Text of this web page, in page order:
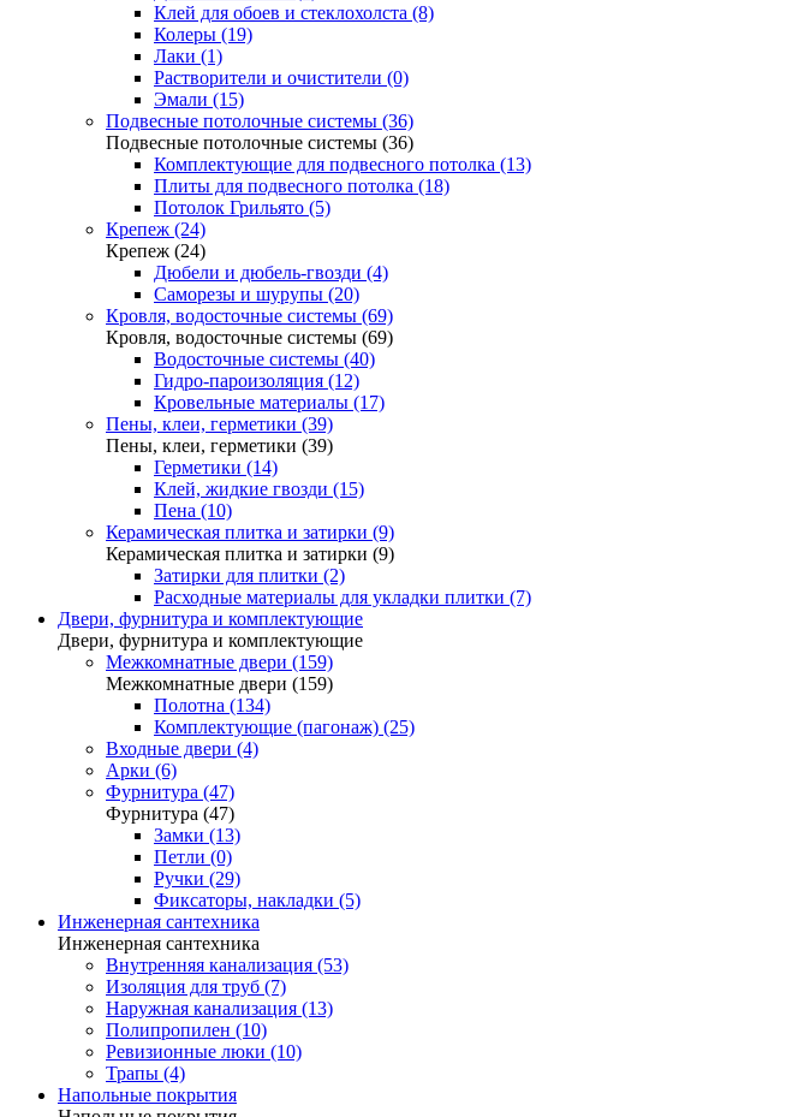
Клей для обоев и стеклохолста (8)
Колеры (19)
Лаки (1)
Растворители и очистители (0)
Эмали (15)
Подвесные потолочные системы (36)
Подвесные потолочные системы (36)
Комплектующие для подвесного потолка (13)
Плиты для подвесного потолка (18)
Потолок Грильято (5)
Крепеж (24)
Крепеж (24)
Дюбели и дюбель-гвозди (4)
Саморезы и шурупы (20)
Кровля, водосточные системы (69)
Кровля, водосточные системы (69)
Водосточные системы (40)
Гидро-пароизоляция (12)
Кровельные материалы (17)
Пены, клеи, герметики (39)
Пены, клеи, герметики (39)
Герметики (14)
Клей, жидкие гвозди (15)
Пена (10)
Керамическая плитка и затирки (9)
Керамическая плитка и затирки (9)
Затирки для плитки (2)
Расходные материалы для укладки плитки (7)
Двери, фурнитура и комплектующие
Двери, фурнитура и комплектующие
Межкомнатные двери (159)
Межкомнатные двери (159)
Полотна (134)
Комплектующие (пагонаж) (25)
Входные двери (4)
Арки (6)
Фурнитура (47)
Фурнитура (47)
Замки (13)
Петли (0)
Ручки (29)
Фиксаторы, накладки (5)
Инженерная сантехника
Инженерная сантехника
Внутренняя канализация (53)
Изоляция для труб (7)
Наружная канализация (13)
Полипропилен (10)
Ревизионные люки (10)
Трапы (4)
Напольные покрытия